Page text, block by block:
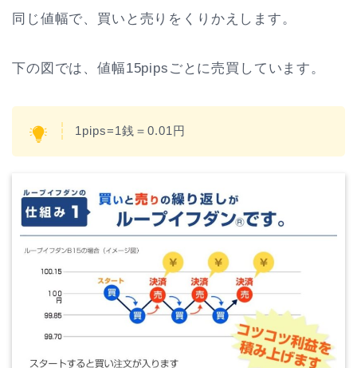
同じ値幅で、買いと売りをくりかえします。
下の図では、値幅15pipsごとに売買しています。
1pips=1銭＝0.01円